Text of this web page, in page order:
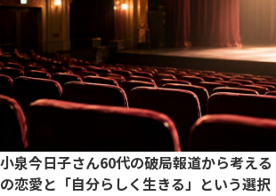
小泉今日子さん60代の破局報道から考え
の恋愛と「自分らしく生きる」という選択